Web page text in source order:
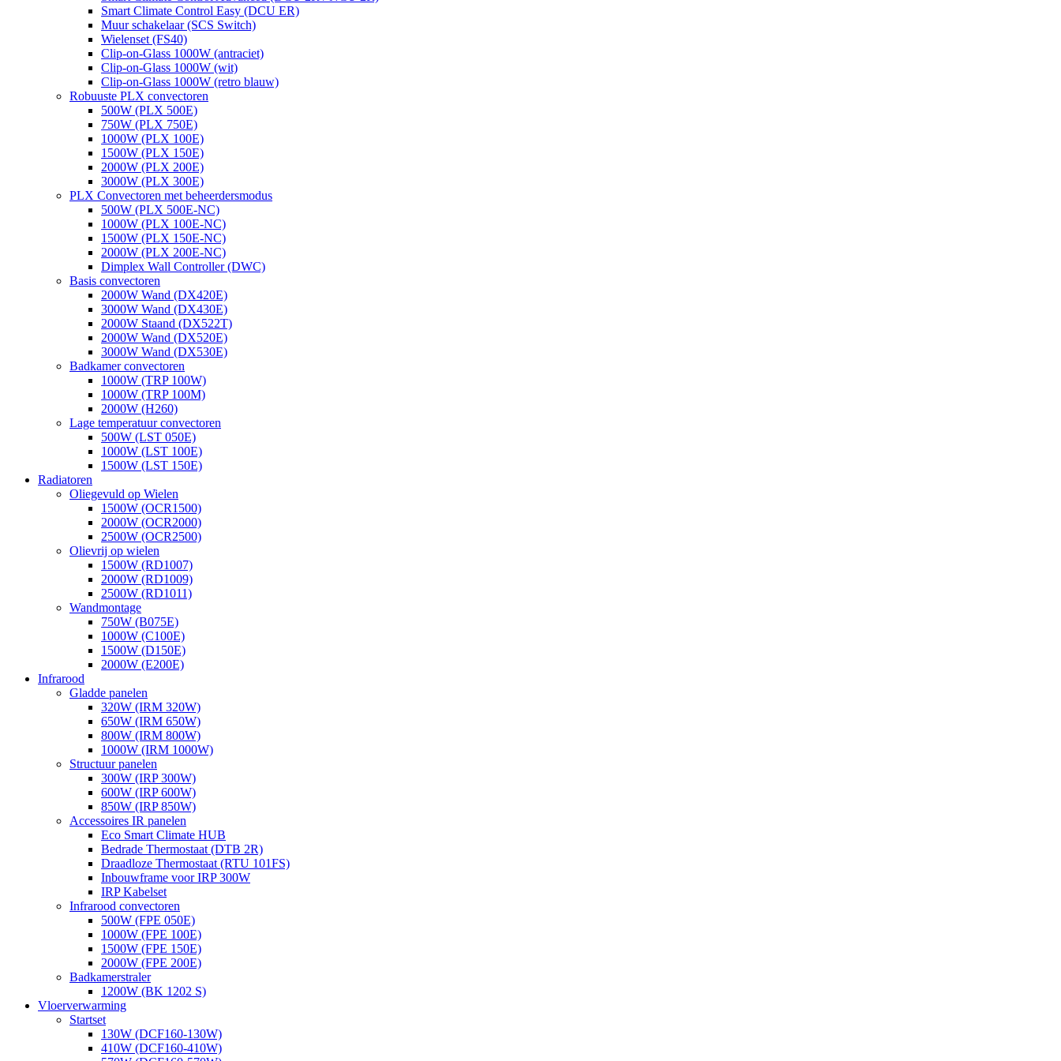
Smart Climate Control Easy (DCU ER)
Muur schakelaar (SCS Switch)
Wielenset (FS40)
Clip-on-Glass 1000W (antraciet)
Clip-on-Glass 1000W (wit)
Clip-on-Glass 1000W (retro blauw)
Robuuste PLX convectoren
500W (PLX 500E)
750W (PLX 750E)
1000W (PLX 100E)
1500W (PLX 150E)
2000W (PLX 200E)
3000W (PLX 300E)
PLX Convectoren met beheerdersmodus
500W (PLX 500E-NC)
1000W (PLX 100E-NC)
1500W (PLX 150E-NC)
2000W (PLX 200E-NC)
Dimplex Wall Controller (DWC)
Basis convectoren
2000W Wand (DX420E)
3000W Wand (DX430E)
2000W Staand (DX522T)
2000W Wand (DX520E)
3000W Wand (DX530E)
Badkamer convectoren
1000W (TRP 100W)
1000W (TRP 100M)
2000W (H260)
Lage temperatuur convectoren
500W (LST 050E)
1000W (LST 100E)
1500W (LST 150E)
Radiatoren
Oliegevuld op Wielen
1500W (OCR1500)
2000W (OCR2000)
2500W (OCR2500)
Olievrij op wielen
1500W (RD1007)
2000W (RD1009)
2500W (RD1011)
Wandmontage
750W (B075E)
1000W (C100E)
1500W (D150E)
2000W (E200E)
Infrarood
Gladde panelen
320W (IRM 320W)
650W (IRM 650W)
800W (IRM 800W)
1000W (IRM 1000W)
Structuur panelen
300W (IRP 300W)
600W (IRP 600W)
850W (IRP 850W)
Accessoires IR panelen
Eco Smart Climate HUB
Bedrade Thermostaat (DTB 2R)
Draadloze Thermostaat (RTU 101FS)
Inbouwframe voor IRP 300W
IRP Kabelset
Infrarood convectoren
500W (FPE 050E)
1000W (FPE 100E)
1500W (FPE 150E)
2000W (FPE 200E)
Badkamerstraler
1200W (BK 1202 S)
Vloerverwarming
Startset
130W (DCF160-130W)
410W (DCF160-410W)